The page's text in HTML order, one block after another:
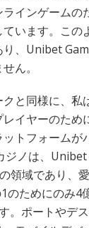
インゲーム
います。こ
り、Unibet
ん。
と同様に、
イヤーのた
トフォームが
ノは、
領域であり、
のためにのみ
。ポートやデ